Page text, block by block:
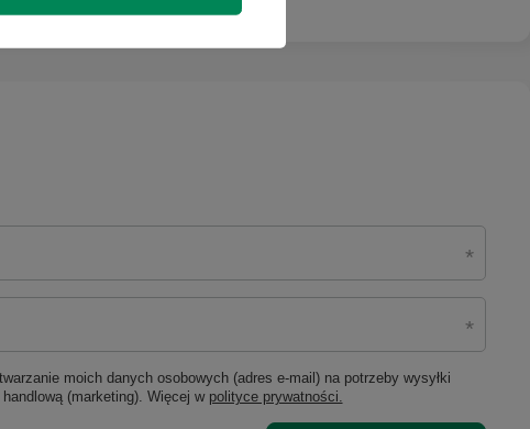
moich danych osobowych (adres e-mail) na potrzeby wysyłki
(marketing). Więcej w polityce prywatności.